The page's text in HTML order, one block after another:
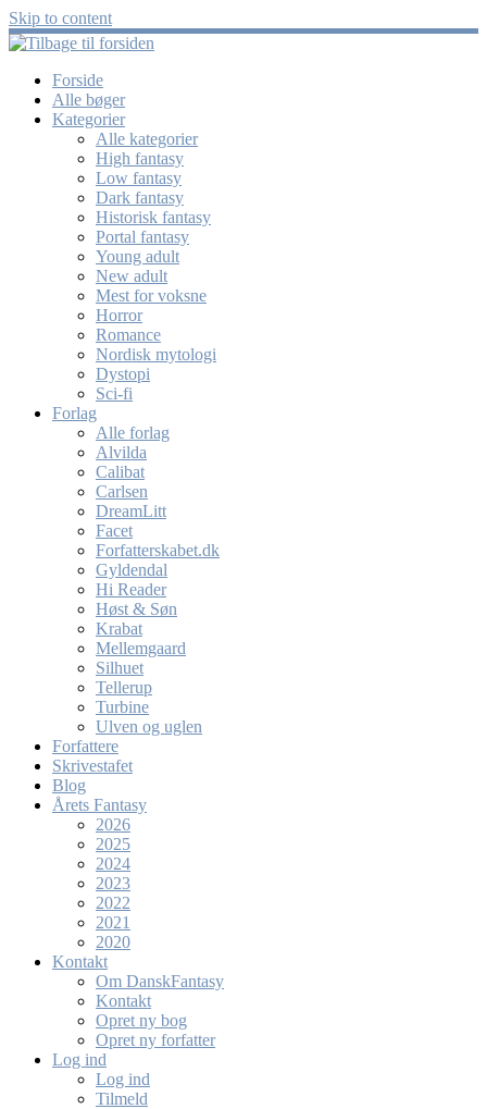
Skip to content
Forside
Alle bøger
Kategorier
Alle kategorier
High fantasy
Low fantasy
Dark fantasy
Historisk fantasy
Portal fantasy
Young adult
New adult
Mest for voksne
Horror
Romance
Nordisk mytologi
Dystopi
Sci-fi
Forlag
Alle forlag
Alvilda
Calibat
Carlsen
DreamLitt
Facet
Forfatterskabet.dk
Gyldendal
Hi Reader
Høst & Søn
Krabat
Mellemgaard
Silhuet
Tellerup
Turbine
Ulven og uglen
Forfattere
Skrivestafet
Blog
Årets Fantasy
2026
2025
2024
2023
2022
2021
2020
Kontakt
Om DanskFantasy
Kontakt
Opret ny bog
Opret ny forfatter
Log ind
Log ind
Tilmeld